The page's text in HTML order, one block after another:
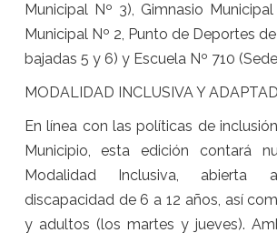
Municipal Nº 3), Gimnasio
Municipal Nº 2, Punto de Deportes
bajadas 5 y 6) y Escuela Nº 710
MODALIDAD INCLUSIVA Y
En línea con las políticas de
Municipio, esta edición contará
Modalidad Inclusiva,
discapacidad de 6 a 12 años, así
y adultos (los martes y jueves).